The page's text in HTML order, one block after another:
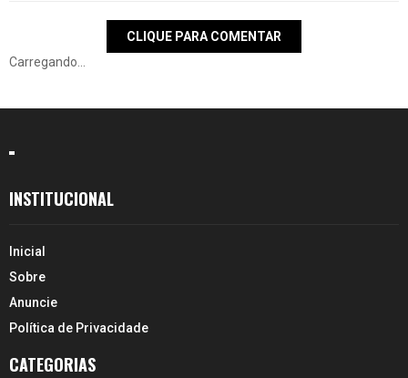
CLIQUE PARA COMENTAR
Carregando...
INSTITUCIONAL
Inicial
Sobre
Anuncie
Política de Privacidade
CATEGORIAS